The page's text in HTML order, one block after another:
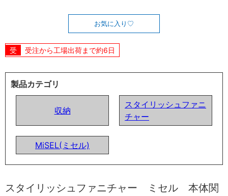
お気に入り
受注から工場出荷まで約6日
製品カテゴリ
収納
スタイリッシュファニ
チャー
MiSEL(ミセル)
スタイリッシュファニチャー ミセル 本体関